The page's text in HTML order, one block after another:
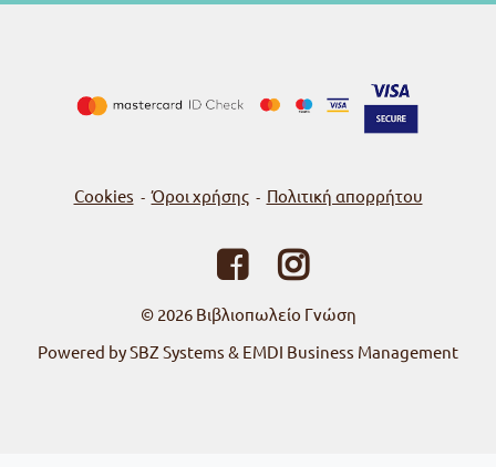
Cookies - Όροι χρήσης - Πολιτική απορρήτου
© 2026 Βιβλιοπωλείο Γνώση
Powered by SBZ Systems & EMDI Business Management